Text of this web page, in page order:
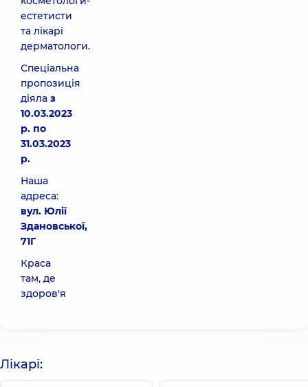
естетисти
та лікарі
дерматологи.
Спеціальна
пропозиція
діяла з
10.03.2023
р. по
31.03.2023
р.
Наша
адреса:
вул. Юлії
Здановської,
71Г
Краса
там, де
здоров'я
Лікарі: